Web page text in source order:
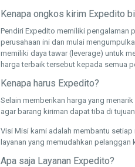
Kenapa ongkos kirim Expedito
Pendiri Expedito memiliki pengalaman
perusahaan ini dan mulai
memiliki daya tawar (leverage) untuk
harga terbaik tersebut kepada semua
Kenapa harus Expedito?
Selain memberikan harga yang
agar barang kiriman dapat tiba di
Visi Misi kami adalah membantu
layanan yang memudahkan pelanggan
Apa saja Layanan Expedito?